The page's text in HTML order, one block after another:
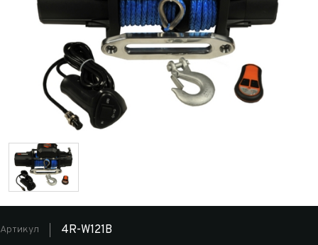
Артикул 4R-W121B